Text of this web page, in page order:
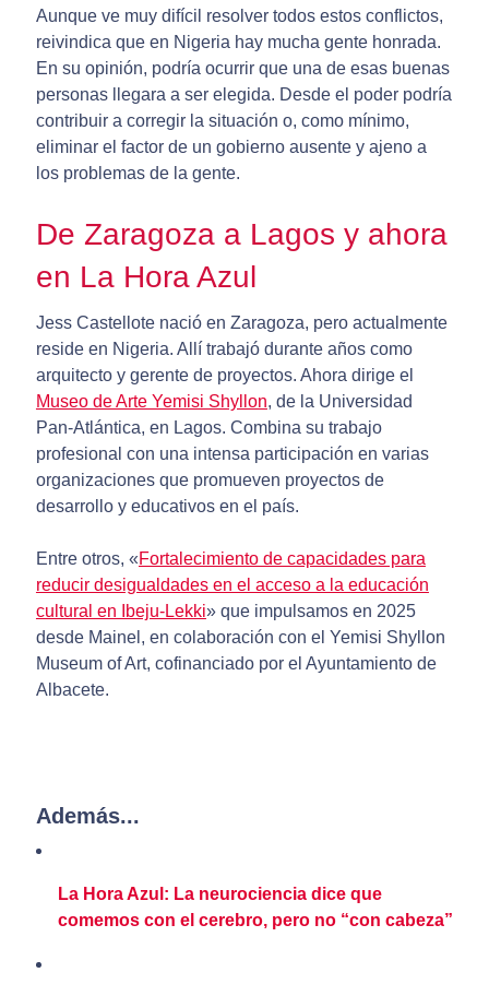
Aunque ve muy difícil resolver todos estos conflictos,
reivindica que en Nigeria hay mucha gente honrada.
En su opinión, podría ocurrir que una de esas buenas
personas llegara a ser elegida. Desde el poder podría
contribuir a corregir la situación o, como mínimo,
eliminar el factor de un gobierno ausente y ajeno a
los problemas de la gente.
De Zaragoza a Lagos y ahora
en La Hora Azul
Jess Castellote nació en Zaragoza, pero actualmente
reside en Nigeria. Allí trabajó durante años como
arquitecto y gerente de proyectos. Ahora dirige el
Museo de Arte Yemisi Shyllon, de la Universidad
Pan-Atlántica, en Lagos. Combina su trabajo
profesional con una intensa participación en varias
organizaciones que promueven proyectos de
desarrollo y educativos en el país.
Entre otros, «Fortalecimiento de capacidades para
reducir desigualdades en el acceso a la educación
cultural en Ibeju-Lekki» que impulsamos en 2025
desde Mainel, en colaboración con el Yemisi Shyllon
Museum of Art, cofinanciado por el Ayuntamiento de
Albacete.
Además...
La Hora Azul: La neurociencia dice que
comemos con el cerebro, pero no “con cabeza”